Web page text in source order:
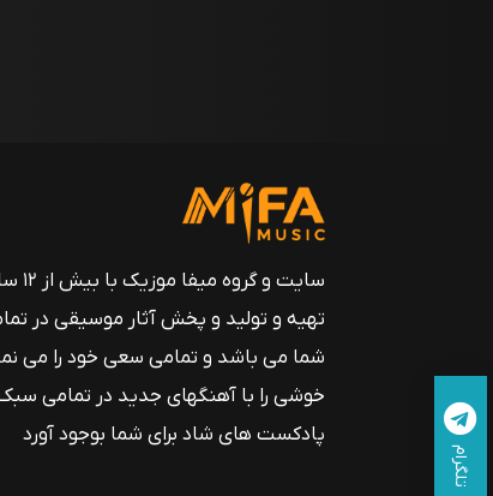
تهیه و تولید و پخش آثار موسیقی در
شما می باشد و تمامی سعی خود را می
خوشی را با آهنگهای جدید در تمامی
پادکست های شاد برای شما بوجود آورد
تلگرام